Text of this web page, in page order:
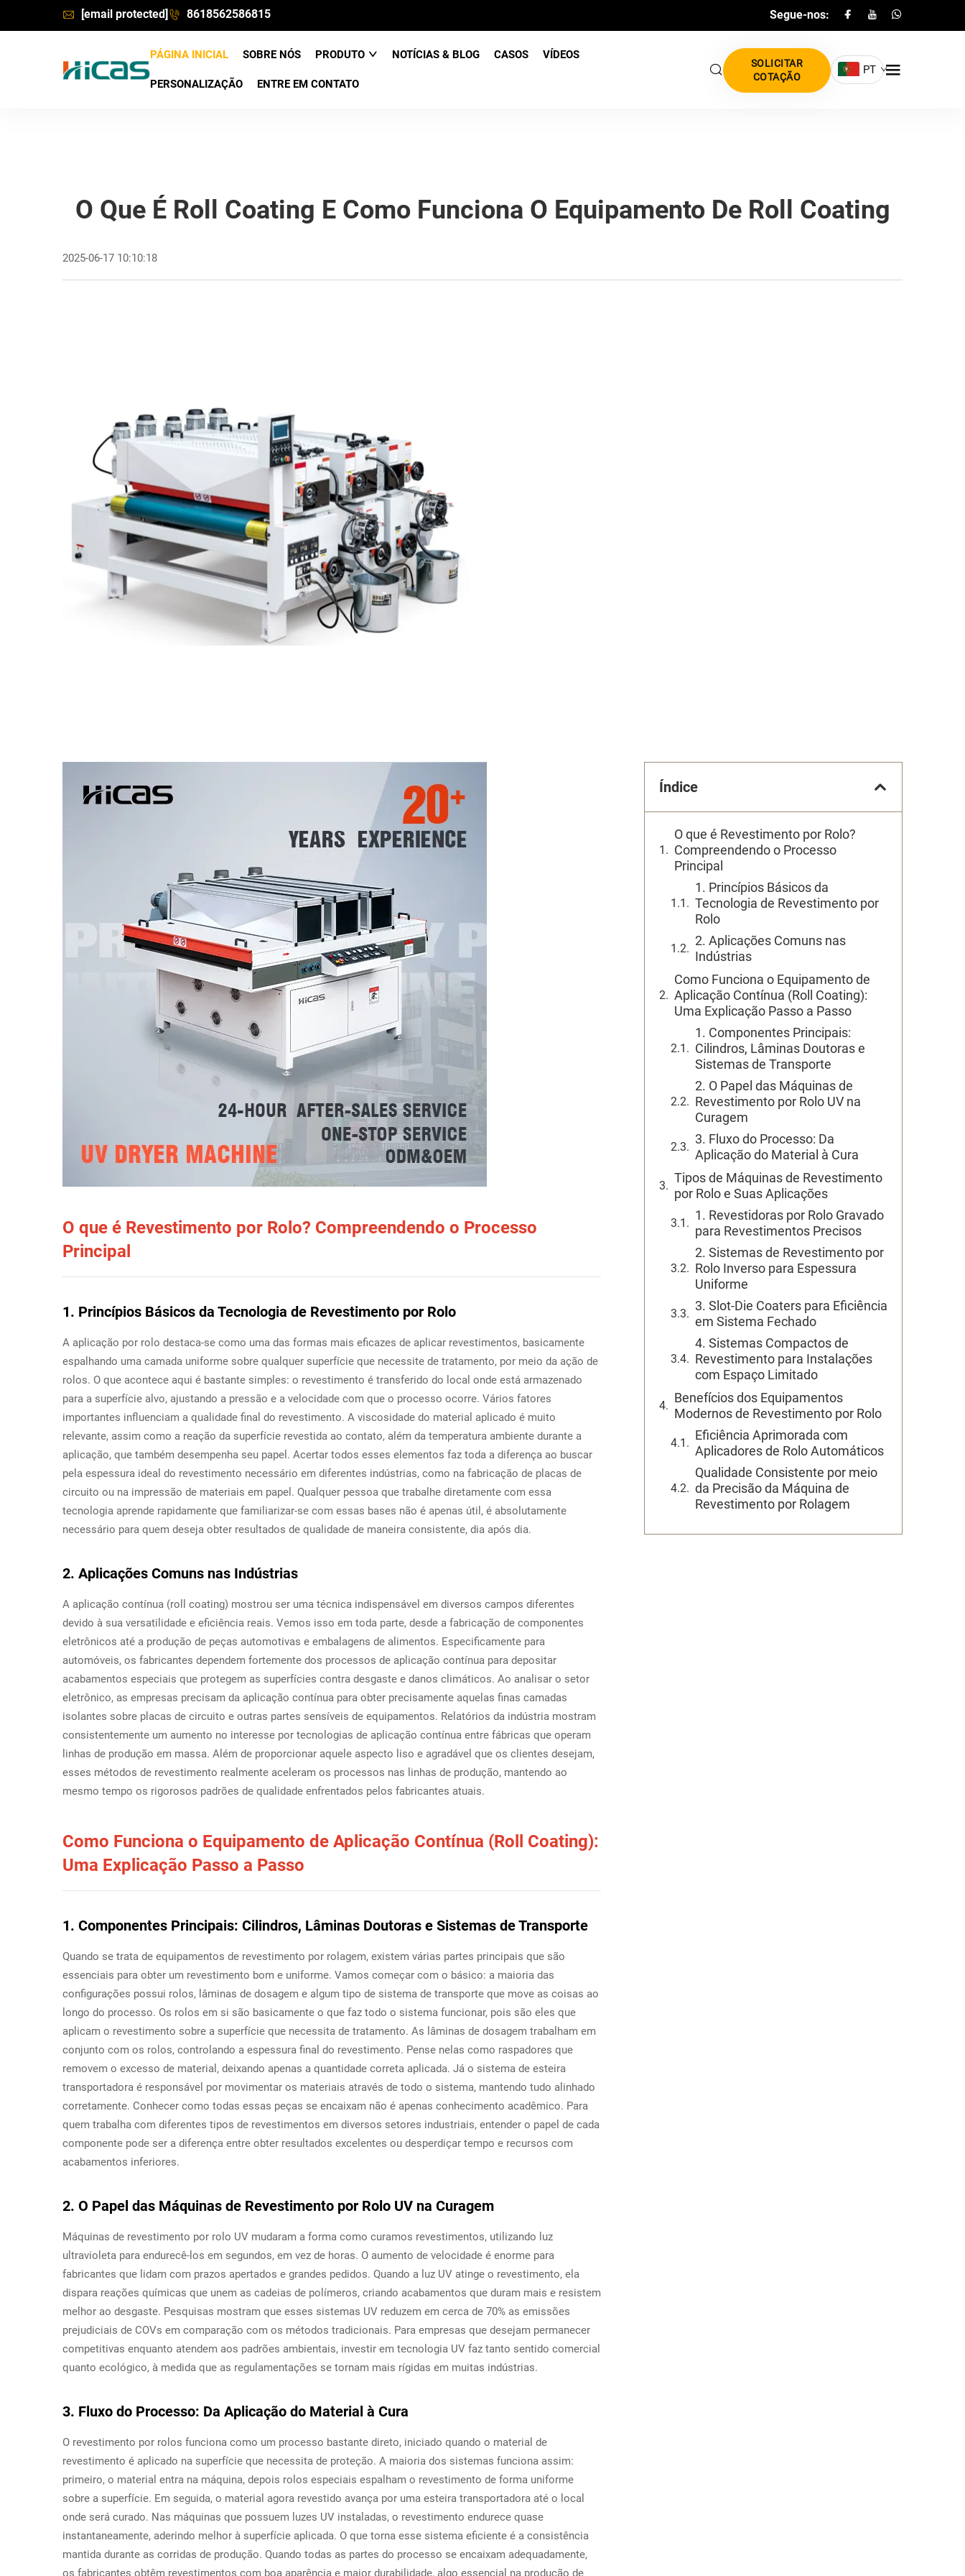
[email protected] 8618562586815 Segue-nos:
PÁGINA INICIAL SOBRE NÓS PRODUTO NOTÍCIAS & BLOG CASOS VÍDEOS
PERSONALIZAÇÃO ENTRE EM CONTATO
SOLICITAR
COTAÇÃO
PT
O Que É Roll Coating E Como Funciona O Equipamento De Roll Coating
2025-06-17 10:10:18
O que é Revestimento por Rolo? Compreendendo o Processo
Principal
1. Princípios Básicos da Tecnologia de Revestimento por Rolo
A aplicação por rolo destaca-se como uma das formas mais eficazes de aplicar revestimentos, basicamente
espalhando uma camada uniforme sobre qualquer superfície que necessite de tratamento, por meio da ação de
rolos. O que acontece aqui é bastante simples: o revestimento é transferido do local onde está armazenado
para a superfície alvo, ajustando a pressão e a velocidade com que o processo ocorre. Vários fatores
importantes influenciam a qualidade final do revestimento. A viscosidade do material aplicado é muito
relevante, assim como a reação da superfície revestida ao contato, além da temperatura ambiente durante a
aplicação, que também desempenha seu papel. Acertar todos esses elementos faz toda a diferença ao buscar
pela espessura ideal do revestimento necessário em diferentes indústrias, como na fabricação de placas de
circuito ou na impressão de materiais em papel. Qualquer pessoa que trabalhe diretamente com essa
tecnologia aprende rapidamente que familiarizar-se com essas bases não é apenas útil, é absolutamente
necessário para quem deseja obter resultados de qualidade de maneira consistente, dia após dia.
2. Aplicações Comuns nas Indústrias
A aplicação contínua (roll coating) mostrou ser uma técnica indispensável em diversos campos diferentes
devido à sua versatilidade e eficiência reais. Vemos isso em toda parte, desde a fabricação de componentes
eletrônicos até a produção de peças automotivas e embalagens de alimentos. Especificamente para
automóveis, os fabricantes dependem fortemente dos processos de aplicação contínua para depositar
acabamentos especiais que protegem as superfícies contra desgaste e danos climáticos. Ao analisar o setor
eletrônico, as empresas precisam da aplicação contínua para obter precisamente aquelas finas camadas
isolantes sobre placas de circuito e outras partes sensíveis de equipamentos. Relatórios da indústria mostram
consistentemente um aumento no interesse por tecnologias de aplicação contínua entre fábricas que operam
linhas de produção em massa. Além de proporcionar aquele aspecto liso e agradável que os clientes desejam,
esses métodos de revestimento realmente aceleram os processos nas linhas de produção, mantendo ao
mesmo tempo os rigorosos padrões de qualidade enfrentados pelos fabricantes atuais.
Como Funciona o Equipamento de Aplicação Contínua (Roll Coating):
Uma Explicação Passo a Passo
1. Componentes Principais: Cilindros, Lâminas Doutoras e Sistemas de Transporte
Quando se trata de equipamentos de revestimento por rolagem, existem várias partes principais que são
essenciais para obter um revestimento bom e uniforme. Vamos começar com o básico: a maioria das
configurações possui rolos, lâminas de dosagem e algum tipo de sistema de transporte que move as coisas ao
longo do processo. Os rolos em si são basicamente o que faz todo o sistema funcionar, pois são eles que
aplicam o revestimento sobre a superfície que necessita de tratamento. As lâminas de dosagem trabalham em
conjunto com os rolos, controlando a espessura final do revestimento. Pense nelas como raspadores que
removem o excesso de material, deixando apenas a quantidade correta aplicada. Já o sistema de esteira
transportadora é responsável por movimentar os materiais através de todo o sistema, mantendo tudo alinhado
corretamente. Conhecer como todas essas peças se encaixam não é apenas conhecimento acadêmico. Para
quem trabalha com diferentes tipos de revestimentos em diversos setores industriais, entender o papel de cada
componente pode ser a diferença entre obter resultados excelentes ou desperdiçar tempo e recursos com
acabamentos inferiores.
2. O Papel das Máquinas de Revestimento por Rolo UV na Curagem
Máquinas de revestimento por rolo UV mudaram a forma como curamos revestimentos, utilizando luz
ultravioleta para endurecê-los em segundos, em vez de horas. O aumento de velocidade é enorme para
fabricantes que lidam com prazos apertados e grandes pedidos. Quando a luz UV atinge o revestimento, ela
dispara reações químicas que unem as cadeias de polímeros, criando acabamentos que duram mais e resistem
melhor ao desgaste. Pesquisas mostram que esses sistemas UV reduzem em cerca de 70% as emissões
prejudiciais de COVs em comparação com os métodos tradicionais. Para empresas que desejam permanecer
competitivas enquanto atendem aos padrões ambientais, investir em tecnologia UV faz tanto sentido comercial
quanto ecológico, à medida que as regulamentações se tornam mais rígidas em muitas indústrias.
3. Fluxo do Processo: Da Aplicação do Material à Cura
O revestimento por rolos funciona como um processo bastante direto, iniciado quando o material de
revestimento é aplicado na superfície que necessita de proteção. A maioria dos sistemas funciona assim:
primeiro, o material entra na máquina, depois rolos especiais espalham o revestimento de forma uniforme
sobre a superfície. Em seguida, o material agora revestido avança por uma esteira transportadora até o local
onde será curado. Nas máquinas que possuem luzes UV instaladas, o revestimento endurece quase
instantaneamente, aderindo melhor à superfície aplicada. O que torna esse sistema eficiente é a consistência
mantida durante as corridas de produção. Quando todas as partes do processo se encaixam adequadamente,
os fabricantes obtêm revestimentos com boa aparência e maior durabilidade, algo essencial na produção de
Índice
O que é Revestimento por Rolo?
Compreendendo o Processo
Principal
1. Princípios Básicos da
Tecnologia de Revestimento por
Rolo
2. Aplicações Comuns nas
Indústrias
Como Funciona o Equipamento de
Aplicação Contínua (Roll Coating):
Uma Explicação Passo a Passo
1. Componentes Principais:
Cilindros, Lâminas Doutoras e
Sistemas de Transporte
2. O Papel das Máquinas de
Revestimento por Rolo UV na
Curagem
3. Fluxo do Processo: Da
Aplicação do Material à Cura
Tipos de Máquinas de Revestimento
por Rolo e Suas Aplicações
1. Revestidoras por Rolo Gravado
para Revestimentos Precisos
2. Sistemas de Revestimento por
Rolo Inverso para Espessura
Uniforme
3. Slot-Die Coaters para Eficiência
em Sistema Fechado
4. Sistemas Compactos de
Revestimento para Instalações
com Espaço Limitado
Benefícios dos Equipamentos
Modernos de Revestimento por Rolo
Eficiência Aprimorada com
Aplicadores de Rolo Automáticos
Qualidade Consistente por meio
da Precisão da Máquina de
Revestimento por Rolagem